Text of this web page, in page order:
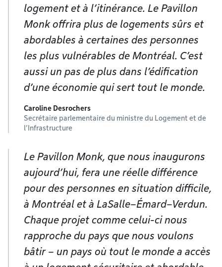
logement et à l’itinérance. Le Pavillon
Monk offrira plus de logements sûrs et
abordables à certaines des personnes
les plus vulnérables de Montréal. C’est
aussi un pas de plus dans l’édification
d’une économie qui sert tout le monde.
Caroline Desrochers
Secrétaire parlementaire du ministre du Logement et de
l’Infrastructure
Le Pavillon Monk, que nous inaugurons
aujourd’hui, fera une réelle différence
pour des personnes en situation difficile,
à Montréal et à LaSalle–Émard–Verdun.
Chaque projet comme celui-ci nous
rapproche du pays que nous voulons
bâtir – un pays où tout le monde a accès